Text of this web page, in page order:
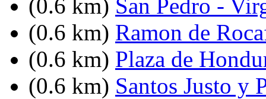
(0.6 km) San Pedro -
(0.6 km) Ramon de
(0.6 km) Plaza de
(0.6 km) Santos Justo y